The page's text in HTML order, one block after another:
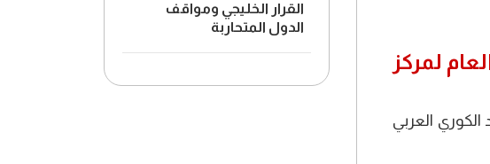
لمركز
العربي
القرار الخليجي ومواقف
الدول المتحاربة